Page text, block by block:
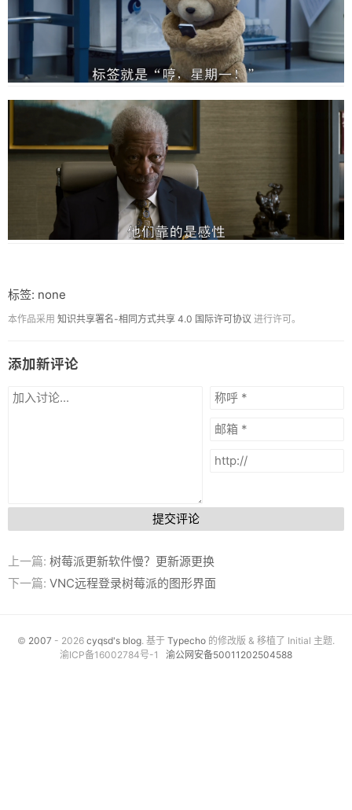
标签: none
本作品采用 知识共享署名-相同方式共享 4.0 国际许可协议 进行许可。
添加新评论
提交评论
上一篇: 树莓派更新软件慢？更新源更换
下一篇: VNC远程登录树莓派的图形界面
© 2007 - 2026 cyqsd's blog. 基于 Typecho 的修改版 & 移植了 Initial 主题.
渝ICP备16002784号-1
渝公网安备50011202504588